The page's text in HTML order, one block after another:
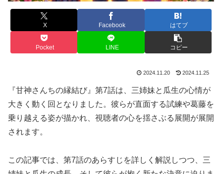
X Facebook はてブ
Pocket LINE コピー
2024.11.20 2024.11.25
『甘神さんちの縁結び』第7話は、三姉妹と瓜生の心情が
大きく動く回となりました。彼らが直面する試練や葛藤を
乗り越える姿が描かれ、視聴者の心を揺さぶる展開が展開
されます。
この記事では、第7話のあらすじを詳しく解説しつつ、三